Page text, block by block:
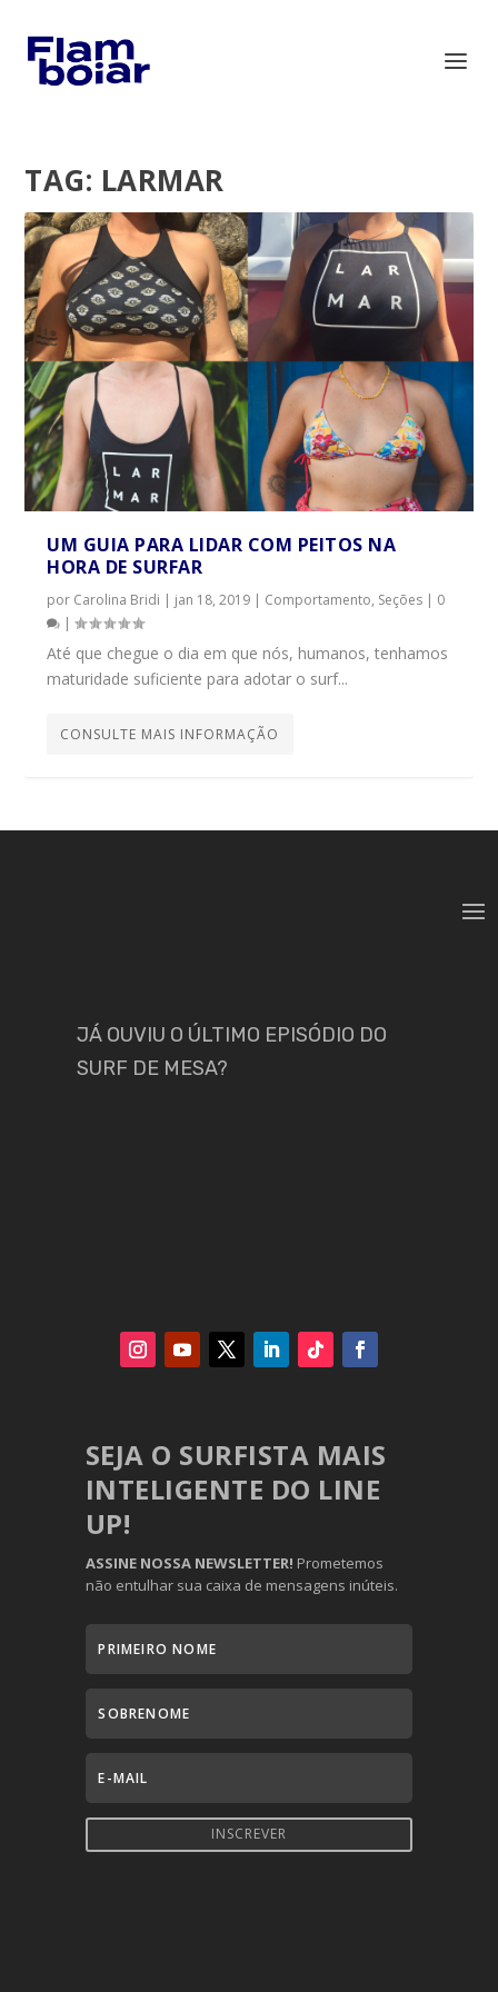
TAG: LARMAR
UM GUIA PARA LIDAR COM PEITOS NA
HORA DE SURFAR
por Carolina Bridi | jan 18, 2019 | Comportamento, Seções | 0
|
Até que chegue o dia em que nós, humanos, tenhamos
maturidade suficiente para adotar o surf...
CONSULTE MAIS INFORMAÇÃO
JÁ OUVIU O ÚLTIMO EPISÓDIO DO
SURF DE MESA?
SEJA O SURFISTA MAIS
INTELIGENTE DO LINE
UP!
ASSINE NOSSA NEWSLETTER! Prometemos
não entulhar sua caixa de mensagens inúteis.
INSCREVER